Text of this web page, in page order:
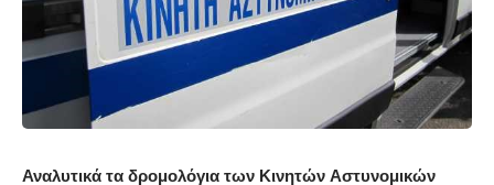
Αναλυτικά τα δρομολόγια των Κινητών Αστυνομικών